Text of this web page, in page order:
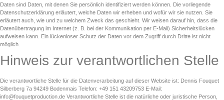
Daten sind Daten, mit denen Sie persönlich identifiziert werden können. Die vorliegende
Datenschutzerklärung erläutert, welche Daten wir erheben und wofür wir sie nutzen. Sie
erläutert auch, wie und zu welchem Zweck das geschieht. Wir weisen darauf hin, dass die
Datenübertragung im Internet (z. B. bei der Kommunikation per E-Mail) Sicherheitslücken
aufweisen kann. Ein lückenloser Schutz der Daten vor dem Zugriff durch Dritte ist nicht
möglich.
Hinweis zur verantwortlichen Stelle
Die verantwortliche Stelle für die Datenverarbeitung auf dieser Website ist: Dennis Fouquet
Silberberg 7a 94249 Bodenmais Telefon: +49 151 43209753 E-Mail:
info@fouquetproduction.de Verantwortliche Stelle ist die natürliche oder juristische Person,